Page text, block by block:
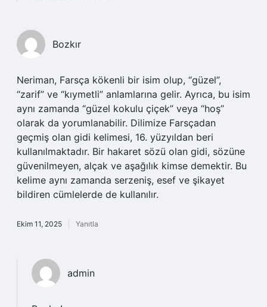
Bozkır
Neriman, Farsça kökenli bir isim olup, “güzel”,
“zarif” ve “kıymetli” anlamlarına gelir. Ayrıca, bu isim
aynı zamanda “güzel kokulu çiçek” veya “hoş”
olarak da yorumlanabilir. Dilimize Farsçadan
geçmiş olan gidi kelimesi, 16. yüzyıldan beri
kullanılmaktadır. Bir hakaret sözü olan gidi, sözüne
güvenilmeyen, alçak ve aşağılık kimse demektir. Bu
kelime aynı zamanda serzeniş, esef ve şikayet
bildiren cümlelerde de kullanılır.
Ekim 11, 2025 Yanıtla
admin